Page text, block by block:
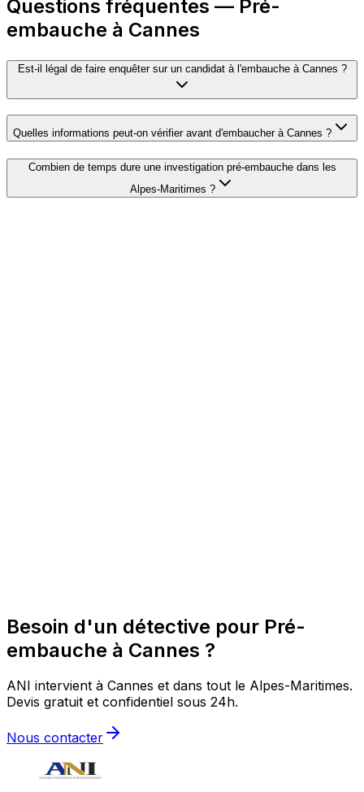
Questions fréquentes — Pré-
embauche à Cannes
Est-il légal de faire enquêter sur un candidat à l'embauche à Cannes ?
Quelles informations peut-on vérifier avant d'embaucher à Cannes ?
Combien de temps dure une investigation pré-embauche dans les
Alpes-Maritimes ?
Besoin d'un détective pour Pré-
embauche à Cannes ?
ANI intervient à Cannes et dans tout le Alpes-Maritimes.
Devis gratuit et confidentiel sous 24h.
Nous contacter